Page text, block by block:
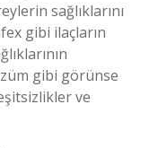
sağlıklarını
gibi ilaçların
gibi görünse
ve